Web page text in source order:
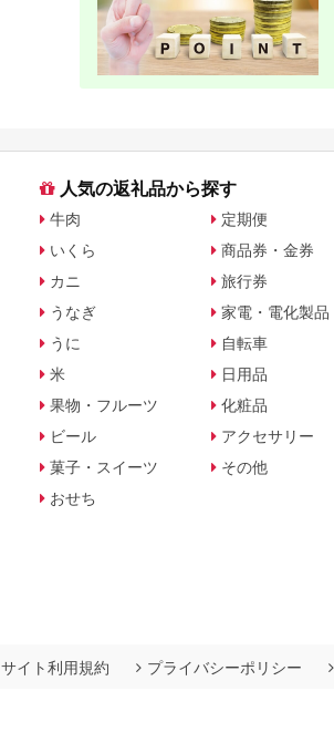
人気の返礼品から探す
牛肉
いくら
カニ
うなぎ
うに
米
果物・フルーツ
ビール
菓子・スイーツ
おせち
定期便
商品券・金券
旅行券
家電・電化製品
自転車
日用品
化粧品
アクセサリー
その他
サイト利用規約 プライバシーポリシー